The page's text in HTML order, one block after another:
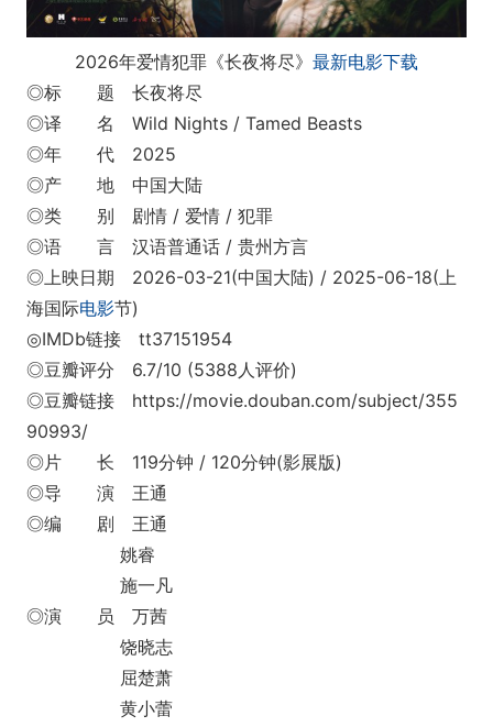
2026年爱情犯罪《长夜将尽》 最新电影下载
◎标 题 长夜将尽
◎译 名 Wild Nights / Tamed Beasts
◎年 代 2025
◎产 地 中国大陆
◎类 别 剧情 / 爱情 / 犯罪
◎语 言 汉语普通话 / 贵州方言
◎上映日期 2026-03-21(中国大陆) / 2025-06-18(上
海国际电影节)
◎IMDb链接 tt37151954
◎豆瓣评分 6.7/10 (5388人评价)
◎豆瓣链接 https://movie.douban.com/subject/355
90993/
◎片 长 119分钟 / 120分钟(影展版)
◎导 演 王通
◎编 剧 王通
姚睿
施一凡
◎演 员 万茜
饶晓志
屈楚萧
黄小蕾